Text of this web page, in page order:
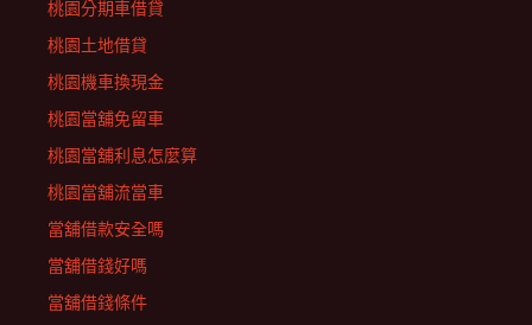
桃園分期車借貸
桃園土地借貸
桃園機車換現金
桃園當舖免留車
桃園當舖利息怎麼算
桃園當舖流當車
當舖借款安全嗎
當舖借錢好嗎
當舖借錢條件